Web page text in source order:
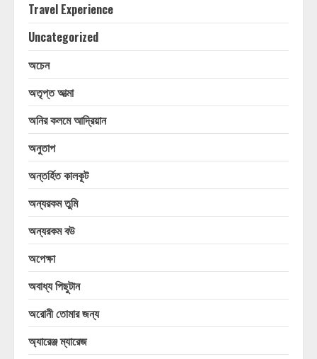
Travel Experience
Uncategorized
অচেন
অতৃপ্ত আত্মা
অনির কলমে আদ্রিয়ান
অনুতাপ
অন্তর্হিত কালকূট
অন্যরকম তুমি
অন্যরকম বউ
অপেক্ষা
অবাধ্য পিছুটান
অরোনী তোমার জন্য
অ্যারেঞ্জ ম্যারেজ